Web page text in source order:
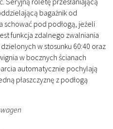
bagażnik od
schować pod podłogą, jeżeli
funkcja zdalnego zwalniania
w stosunku 60:40 oraz
w bocznych ścianach
automatycznie pochylają
płaszczyznę z podłogą